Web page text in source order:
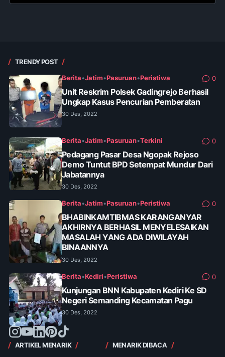
TRENDY POST
Berita•Jatim•Pasuruan•Peristiwa 0
Unit Reskrim Polsek Gadingrejo Berhasil
Ungkap Kasus Pencurian Pemberatan
30 Des, 2022
Berita•Jatim•Pasuruan•Terkini 0
Pedagang Pasar Desa Ngopak Rejoso
Demo Tuntut BPD Setempat Mundur Dari
Jabatannya
30 Des, 2022
Berita•Jatim•Pasuruan•Peristiwa 0
BHABINKAMTIBMAS KARANGANYAR
AKHIRNYA BERHASIL MENYELESAIKAN
MASALAH YANG ADA DIWILAYAH
BINAANNYA
30 Des, 2022
Berita•Kediri•Peristiwa 0
Kunjungan BNN Kabupaten Kediri Ke SD
Negeri Semanding Kecamatan Pagu
30 Des, 2022
ARTIKEL MENARIK MENARIK DIBACA